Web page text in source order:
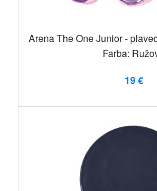
Arena The One Junior -
Farba:
19 €